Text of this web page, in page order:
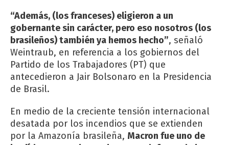
“Además, (los franceses) eligieron a un
gobernante sin carácter, pero eso nosotros (los
brasileños) también ya hemos hecho”, señaló
Weintraub, en referencia a los gobiernos del
Partido de los Trabajadores (PT) que
antecedieron a Jair Bolsonaro en la Presidencia
de Brasil.
En medio de la creciente tensión internacional
desatada por los incendios que se extienden
por la Amazonía brasileña, Macron fue uno de